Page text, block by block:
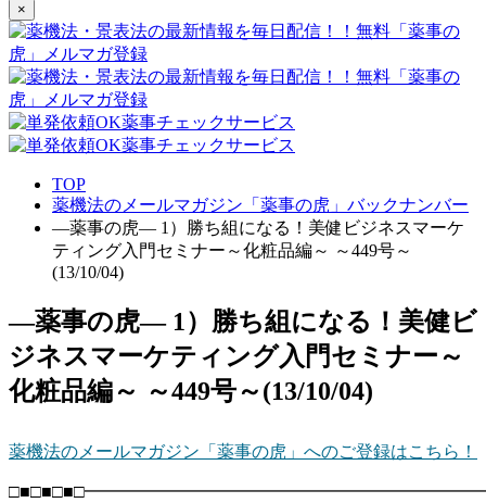
×
TOP
薬機法のメールマガジン「薬事の虎」バックナンバー
―薬事の虎― 1）勝ち組になる！美健ビジネスマーケ
ティング入門セミナー～化粧品編～ ～449号～
(13/10/04)
―薬事の虎― 1）勝ち組になる！美健ビ
ジネスマーケティング入門セミナー～
化粧品編～ ～449号～(13/10/04)
薬機法のメールマガジン「薬事の虎」へのご登録はこちら！